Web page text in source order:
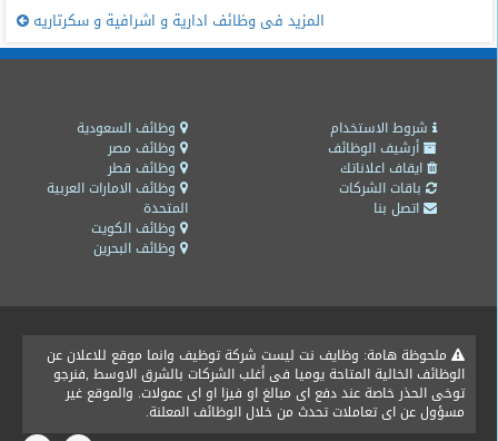
المزيد فى وظائف ادارية و اشرافية و سكرتاريه
وظائف السعودية
وظائف مصر
وظائف قطر
وظائف الامارات العربية
المتحدة
وظائف الكويت
وظائف البحرين
شروط الاستخدام
أرشيف الوظائف
ايقاف اعلاناتك
باقات الشركات
اتصل بنا
ملحوظة هامة: وظايف نت ليست شركة توظيف وانما موقع للاعلان عن
الوظائف الخالية المتاحة يوميا فى أغلب الشركات بالشرق الاوسط ,فنرجو
توخى الحذر خاصة عند دفع اى مبالغ او فيزا او اى عمولات. والموقع غير
مسؤول عن اى تعاملات تحدث من خلال الوظائف المعلنة.